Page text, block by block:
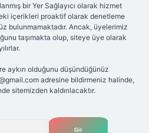
bir Yer Sağlayıcı olarak hizmet
içerikleri proaktif olarak denetleme
bulunmamaktadır. Ancak, üyelerimiz
taşımakta olup, siteye üye olarak
aykırı olduğunu düşündüğünüz
adresine bildirmeniz halinde,
sitemizden kaldırılacaktır.